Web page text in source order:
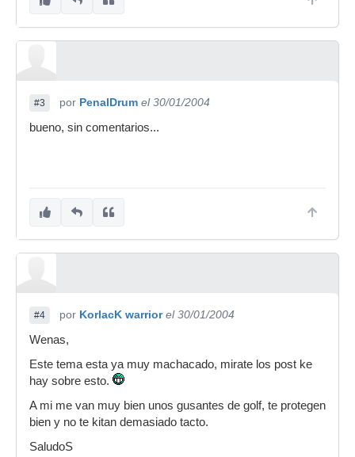
#3 por PenalDrum el 30/01/2004
bueno, sin comentarios...
#4 por KorlacK warrior el 30/01/2004
Wenas,
Este tema esta ya muy machacado, mirate los post ke
hay sobre esto.
A mi me van muy bien unos gusantes de golf, te protegen
bien y no te kitan demasiado tacto.
SaludoS